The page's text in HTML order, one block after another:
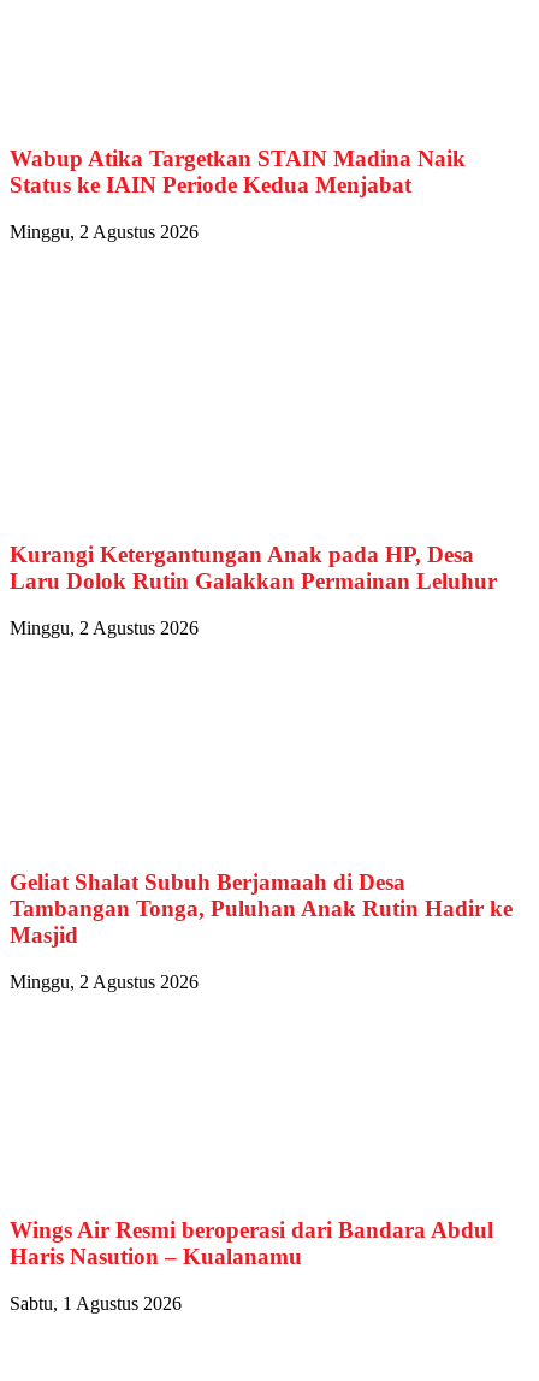
Wabup Atika Targetkan STAIN Madina Naik
Status ke IAIN Periode Kedua Menjabat
Minggu, 2 Agustus 2026
Kurangi Ketergantungan Anak pada HP, Desa
Laru Dolok Rutin Galakkan Permainan Leluhur
Minggu, 2 Agustus 2026
Geliat Shalat Subuh Berjamaah di Desa
Tambangan Tonga, Puluhan Anak Rutin Hadir ke
Masjid
Minggu, 2 Agustus 2026
Wings Air Resmi beroperasi dari Bandara Abdul
Haris Nasution – Kualanamu
Sabtu, 1 Agustus 2026